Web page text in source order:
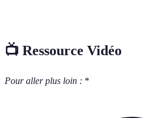
📺 Ressource Vidéo
Pour aller plus loin : *